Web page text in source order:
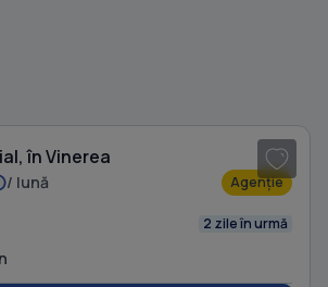
în Vinerea
/ lună
Agenție
2 zile în urmă